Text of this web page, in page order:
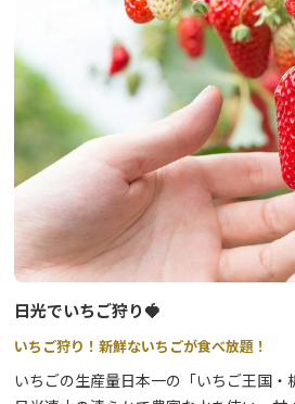
※夜間のEDO WONDERLAND入村には
す。(通常の一日券ではご入村いただけ
日光でいちご狩り🍓
いちご狩り！新鮮ないちごが食べ放題！
いちごの生産量日本一の「いちご王国・